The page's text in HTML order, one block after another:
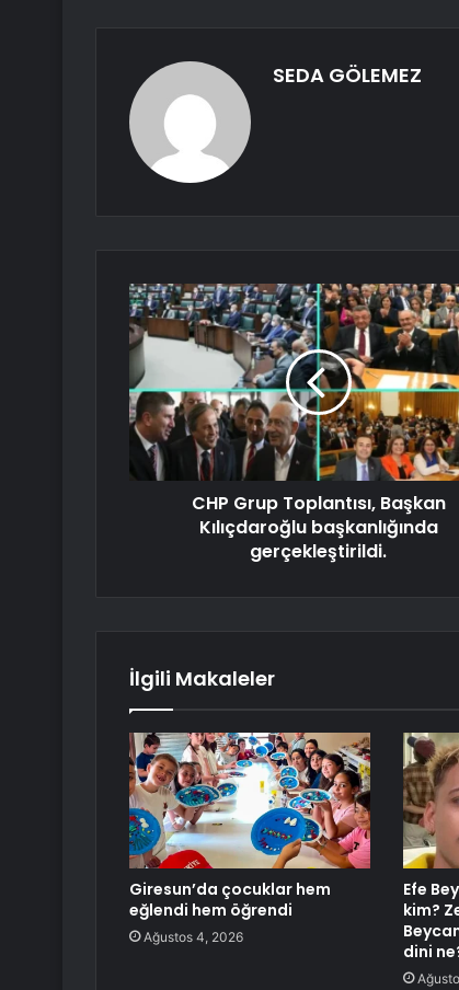
SEDA GÖLEMEZ
CHP Grup Toplantısı, Başkan
Kılıçdaroğlu başkanlığında
gerçekleştirildi.
İlgili Makaleler
Giresun’da çocuklar hem
eğlendi hem öğrendi
Ağustos 4, 2026
Efe
kim?
dini